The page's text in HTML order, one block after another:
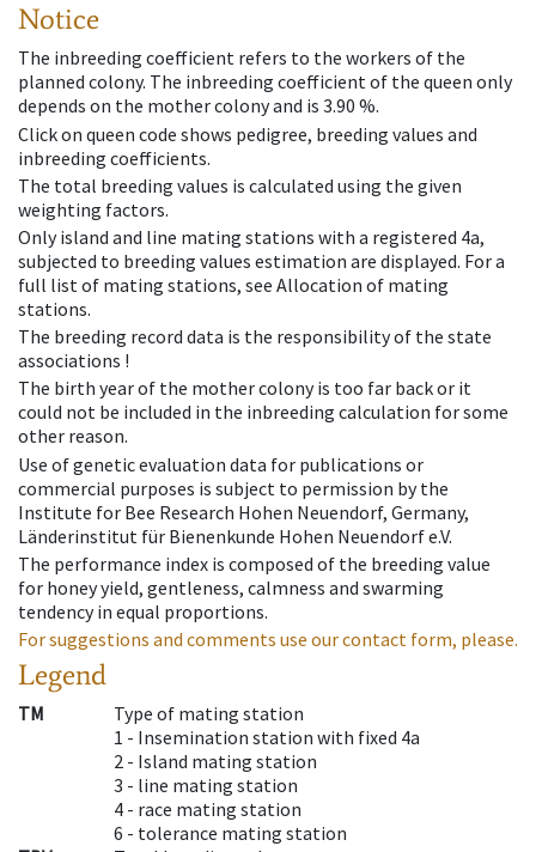
Notice
The inbreeding coefficient refers to the workers of the
planned colony. The inbreeding coefficient of the queen only
depends on the mother colony and is 3.90 %.
Click on queen code shows pedigree, breeding values and
inbreeding coefficients.
The total breeding values is calculated using the given
weighting factors.
Only island and line mating stations with a registered 4a,
subjected to breeding values estimation are displayed. For a
full list of mating stations, see Allocation of mating
stations.
The breeding record data is the responsibility of the state
associations !
The birth year of the mother colony is too far back or it
could not be included in the inbreeding calculation for some
other reason.
Use of genetic evaluation data for publications or
commercial purposes is subject to permission by the
Institute for Bee Research Hohen Neuendorf, Germany,
Länderinstitut für Bienenkunde Hohen Neuendorf e.V.
The performance index is composed of the breeding value
for honey yield, gentleness, calmness and swarming
tendency in equal proportions.
For suggestions and comments use our contact form, please.
Legend
TM
Type of mating station
1 - Insemination station with fixed 4a
2 - Island mating station
3 - line mating station
4 - race mating station
6 - tolerance mating station